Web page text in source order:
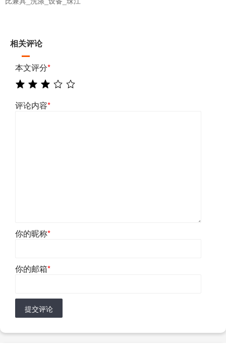
相关评论
本文评分*
评论内容*
你的昵称*
你的邮箱*
提交评论